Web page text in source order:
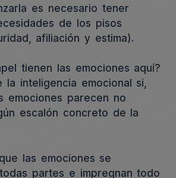
es necesario tener
de los pisos
afiliación y estima).
tienen las emociones aquí?
la inteligencia emocional si,
emociones parecen no
escalón concreto de la
las emociones se
partes e impregnan todo